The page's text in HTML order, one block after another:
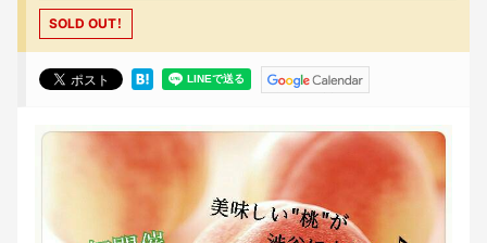
SOLD OUT！